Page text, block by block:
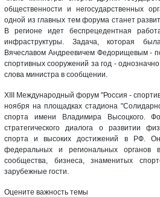
общественности и негосударственных
одной из главных тем форума станет
В регионе идет беспрецедентная
инфраструктуры. Задача, которая
Вячеславом Андреевичем Федорищевым -
спортивных сооружений за год -
слова министра в сообщении.
XIII Международный форум "Россия -
ноября на площадках стадиона
спорта имени Владимира Высоцкого.
стратегического диалога о развитии
спорта и высоких достижений в РФ. Он
федеральных и региональных органов
сообщества, бизнеса, знаменитых
зарубежные гости.
Оцените важность темы